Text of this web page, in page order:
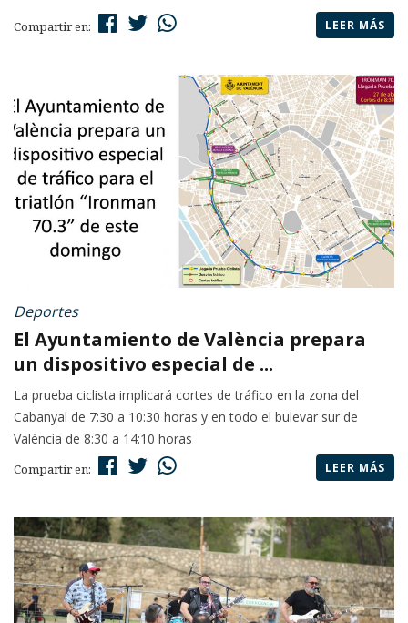
Compartir en: LEER MÁS
Deportes
El Ayuntamiento de València prepara
un dispositivo especial de ...
La prueba ciclista implicará cortes de tráfico en la zona del
Cabanyal de 7:30 a 10:30 horas y en todo el bulevar sur de
València de 8:30 a 14:10 horas
Compartir en: LEER MÁS